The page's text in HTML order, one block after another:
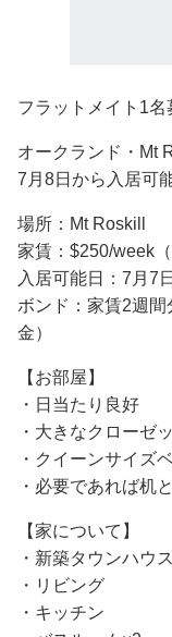
フラットメイト1名
オークランド・Mt
7月8日から入居可
場所：Mt Roskill
家賃：$250/week
入居可能日：7月7
ボンド：家賃2週
金）
【お部屋】
・日当たり良好
・大きなクローゼ
・クイーンサイズ
・必要であれば机
【家について】
・新築タウンハウス
・リビング
・キッチン